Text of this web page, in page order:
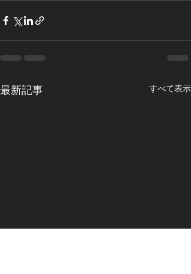
最新記事 すべて表示